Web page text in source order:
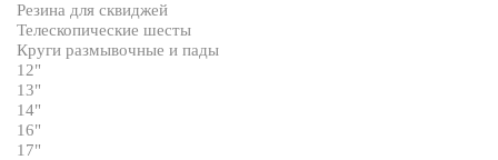
Резина для сквиджей
Телескопические шесты
Круги размывочные и пады
12"
13"
14"
16"
17"